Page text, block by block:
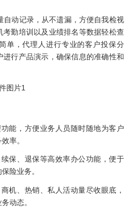
自动记录，从不遗漏，方便自我检视
考勤培训以及业绩排名等数据轻松查
单，代理人进行专业的客户投保分
进行产品演示，确保信息的准确性和
能，方便业务人员随时随地为客户
率。
保、退保等高效率办公功能，便于
险业务。
机、热销、私人活动量尽收眼底，
动态。